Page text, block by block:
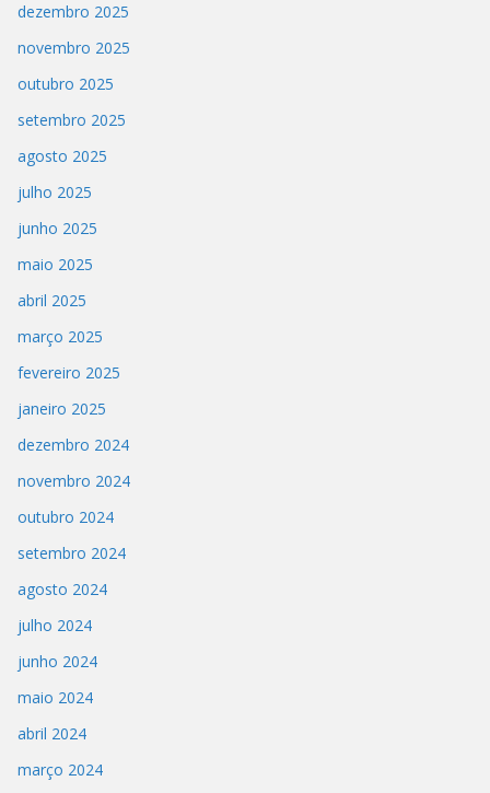
dezembro 2025
novembro 2025
outubro 2025
setembro 2025
agosto 2025
julho 2025
junho 2025
maio 2025
abril 2025
março 2025
fevereiro 2025
janeiro 2025
dezembro 2024
novembro 2024
outubro 2024
setembro 2024
agosto 2024
julho 2024
junho 2024
maio 2024
abril 2024
março 2024